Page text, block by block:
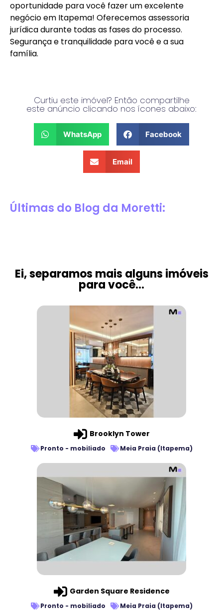
oportunidade para você fazer um excelente
negócio em Itapema! Oferecemos assessoria
jurídica durante todas as fases do processo.
Segurança e tranquilidade para você e a sua
família.
Curtiu este imóvel? Então compartilhe
este anúncio clicando nos ícones abaixo:
WhatsApp Facebook
Email
Últimas do Blog da Moretti:
Ei, separamos mais alguns imóveis
para você...
Brooklyn Tower
Pronto - mobiliado Meia Praia (Itapema)
Garden Square Residence
Pronto - mobiliado Meia Praia (Itapema)